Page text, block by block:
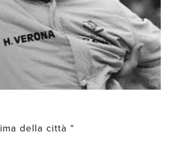
della città “